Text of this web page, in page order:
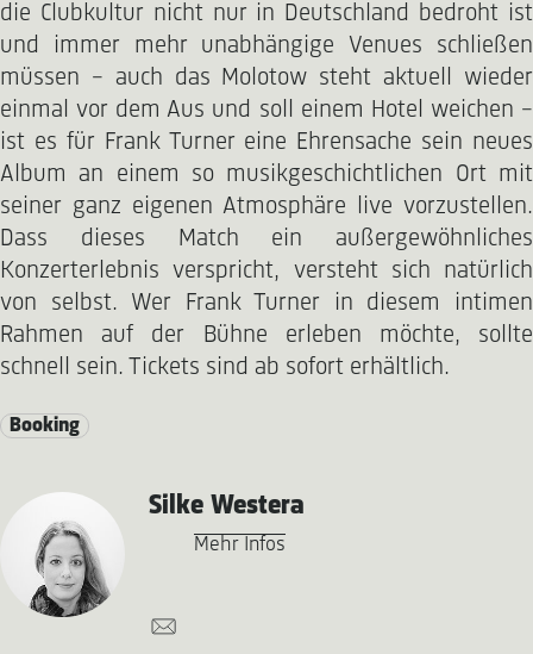
die Clubkultur nicht nur in Deutschland bedroht ist
und immer mehr unabhängige Venues schließen
müssen – auch das Molotow steht aktuell wieder
einmal vor dem Aus und soll einem Hotel weichen –
ist es für Frank Turner eine Ehrensache sein neues
Album an einem so musikgeschichtlichen Ort mit
seiner ganz eigenen Atmosphäre live vorzustellen.
Dass dieses Match ein außergewöhnliches
Konzerterlebnis verspricht, versteht sich natürlich
von selbst. Wer Frank Turner in diesem intimen
Rahmen auf der Bühne erleben möchte, sollte
schnell sein. Tickets sind ab sofort erhältlich.
Booking
Silke Westera
Mehr Infos